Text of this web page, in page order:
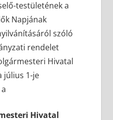
testületének a
Napjának
szóló
rendelet
Hivatal
július 1-je
Hivatal